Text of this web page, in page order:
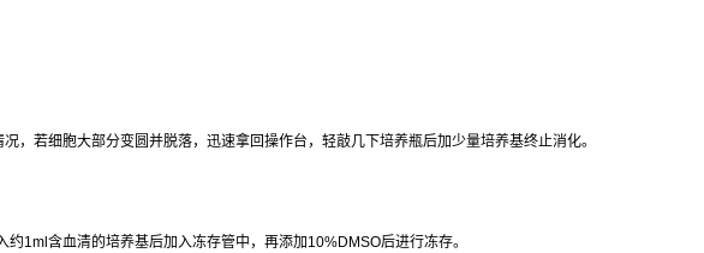
，若细胞大部分变圆并脱落，迅速拿回操作台，轻敲几下培养瓶后加少量培养基终止消化。
约1ml含血清的培养基后加入冻存管中，再添加10%DMSO后进行冻存。